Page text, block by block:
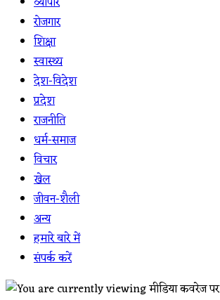
रोजगार
शिक्षा
स्वास्थ्य
देश-विदेश
प्रदेश
राजनीति
धर्म-समाज
विचार
खेल
जीवन-शैली
अन्य
हमारे बारे में
संपर्क करें